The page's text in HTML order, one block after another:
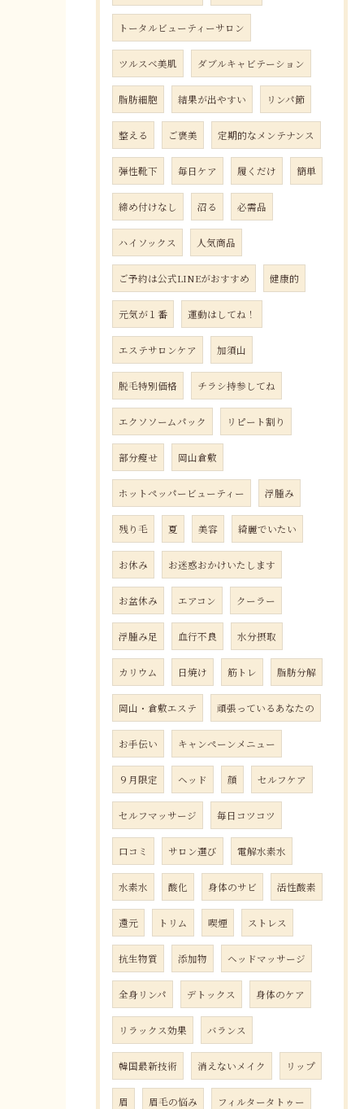
トータルビューティーサロン
ツルスベ美肌 ダブルキャビテーション
脂肪細胞 結果が出やすい リンパ節
整える ご褒美 定期的なメンテナンス
弾性靴下 毎日ケア 履くだけ 簡単
締め付けなし 沼る 必需品
ハイソックス 人気商品
ご予約は公式LINEがおすすめ 健康的
元気が１番 運動はしてね！
エステサロンケア 加須山
脱毛特別価格 チラシ持参してね
エクソソームパック リピート割り
部分瘦せ 岡山倉敷
ホットペッパービューティー 浮腫み
残り毛 夏 美容 綺麗でいたい
お休み お迷惑おかけいたします
お盆休み エアコン クーラー
浮腫み足 血行不良 水分摂取
カリウム 日焼け 筋トレ 脂肪分解
岡山・倉敷エステ 頑張っているあなたの
お手伝い キャンペーンメニュー
９月限定 ヘッド 顔 セルフケア
セルフマッサージ 毎日コツコツ
口コミ サロン選び 電解水素水
水素水 酸化 身体のサビ 活性酸素
還元 トリム 喫煙 ストレス
抗生物質 添加物 ヘッドマッサージ
全身リンパ デトックス 身体のケア
リラックス効果 バランス
韓国最新技術 消えないメイク リップ
眉 眉毛の悩み フィルタータトゥー